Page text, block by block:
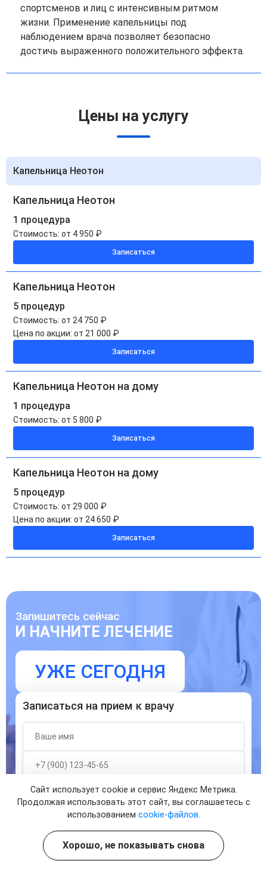
спортсменов и лиц с интенсивным ритмом
жизни. Применение капельницы под
наблюдением врача позволяет безопасно
достичь выраженного положительного эффекта.
Цены на услугу
Капельница Неотон
Капельница Неотон
1 процедура
Стоимость: от 4 950 ₽
Записаться
Капельница Неотон
5 процедур
Стоимость: от 24 750 ₽
Цена по акции: от 21 000 ₽
Записаться
Капельница Неотон на дому
1 процедура
Стоимость: от 5 800 ₽
Записаться
Капельница Неотон на дому
5 процедур
Стоимость: от 29 000 ₽
Цена по акции: от 24 650 ₽
Записаться
Запишитесь сейчас
И НАЧНИТЕ ЛЕЧЕНИЕ
УЖЕ СЕГОДНЯ
Записаться на прием к врачу
Согласен сполитикой о конфиденциальностии на
обработку персональных данных
Сайт использует cookie и сервис Яндекс Метрика.
Продолжая использовать этот сайт, вы соглашаетесь с
использованием cookie-файлов.
Хорошо, не показывать снова